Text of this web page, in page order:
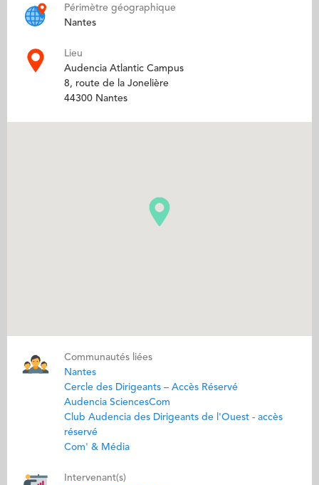
Périmètre géographique
Nantes
Lieu
Audencia Atlantic Campus
8, route de la Jonelière
44300 Nantes
Communautés liées
Nantes
Cercle des Dirigeants – Accès Réservé
Audencia SciencesCom
Club Audencia des Dirigeants de l'Ouest - accès
réservé
Com' & Média
Intervenant(s)